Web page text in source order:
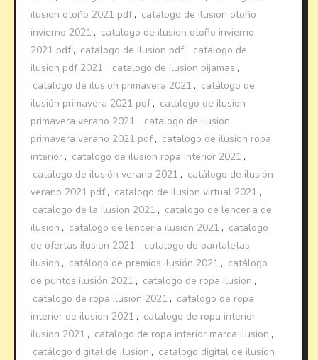
ilusion otoño 2021 pdf , catalogo de ilusion otoño
invierno 2021 , catalogo de ilusion otoño invierno
2021 pdf , catalogo de ilusion pdf , catalogo de
ilusion pdf 2021 , catalogo de ilusion pijamas ,
catalogo de ilusion primavera 2021 , catálogo de
ilusión primavera 2021 pdf , catalogo de ilusion
primavera verano 2021 , catalogo de ilusion
primavera verano 2021 pdf , catalogo de ilusion ropa
interior , catalogo de ilusion ropa interior 2021 ,
catálogo de ilusión verano 2021 , catálogo de ilusión
verano 2021 pdf , catalogo de ilusion virtual 2021 ,
catalogo de la ilusion 2021 , catalogo de lenceria de
ilusion , catalogo de lenceria ilusion 2021 , catalogo
de ofertas ilusion 2021 , catalogo de pantaletas
ilusion , catálogo de premios ilusión 2021 , catálogo
de puntos ilusión 2021 , catalogo de ropa ilusion ,
catalogo de ropa ilusion 2021 , catalogo de ropa
interior de ilusion 2021 , catalogo de ropa interior
ilusion 2021 , catalogo de ropa interior marca ilusion ,
catálogo digital de ilusion , catalogo digital de ilusion